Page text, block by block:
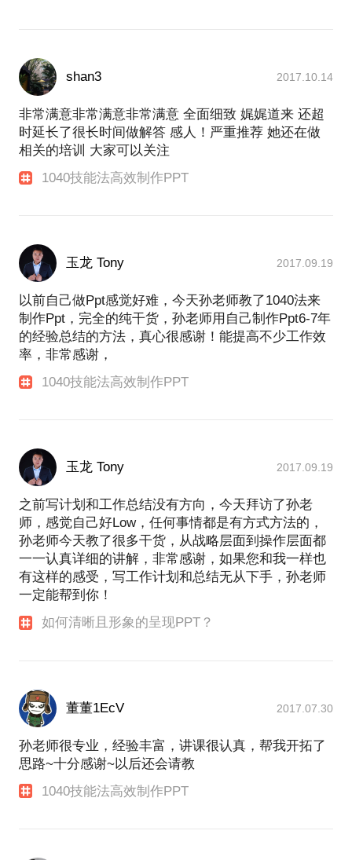
shan3 2017.10.14
非常满意非常满意非常满意 全面细致 娓娓道来 还超
时延长了很长时间做解答 感人！严重推荐 她还在做
相关的培训 大家可以关注
1040技能法高效制作PPT
玉龙 Tony 2017.09.19
以前自己做Ppt感觉好难，今天孙老师教了1040法来
制作Ppt，完全的纯干货，孙老师用自己制作Ppt6-7年
的经验总结的方法，真心很感谢！能提高不少工作效
率，非常感谢，
1040技能法高效制作PPT
玉龙 Tony 2017.09.19
之前写计划和工作总结没有方向，今天拜访了孙老
师，感觉自己好Low，任何事情都是有方式方法的，
孙老师今天教了很多干货，从战略层面到操作层面都
一一认真详细的讲解，非常感谢，如果您和我一样也
有这样的感受，写工作计划和总结无从下手，孙老师
一定能帮到你！
如何清晰且形象的呈现PPT？
董董1EcV 2017.07.30
孙老师很专业，经验丰富，讲课很认真，帮我开拓了
思路~十分感谢~以后还会请教
1040技能法高效制作PPT